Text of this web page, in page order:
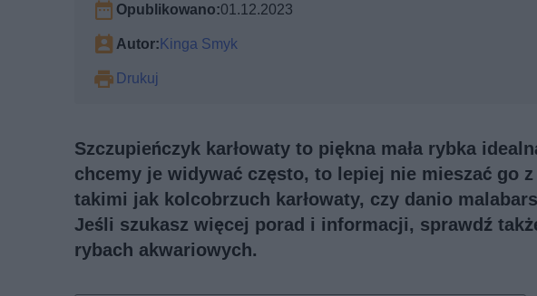
Opublikowano:01.12.2023
Autor: Kinga Smyk
Drukuj
Szczupieńczyk karłowaty to piękna mała rybka
chcemy je widywać często, to lepiej nie mieszać go
takimi jak kolcobrzuch karłowaty, czy danio
Jeśli szukasz więcej porad i informacji, sprawdź
rybach akwariowych.